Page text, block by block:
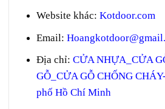
Website khác: Kotdoor.com
Email:
Địa chỉ: CỬA NHỰA_CỬA
GỖ_CỬA GỖ CHỐNG
phố Hồ Chí Minh